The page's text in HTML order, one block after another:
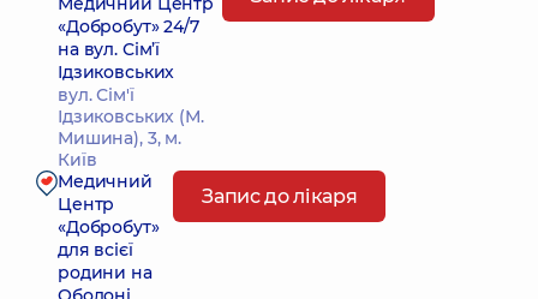
«Добробут» 24/7
на вул. Сім’ї
Ідзиковських
вул. Сім'ї
Ідзиковських (М.
Мишина), 3, м.
Київ
Медичний
Центр
«Добробут»
для всієї
родини на
Запис до лікаря